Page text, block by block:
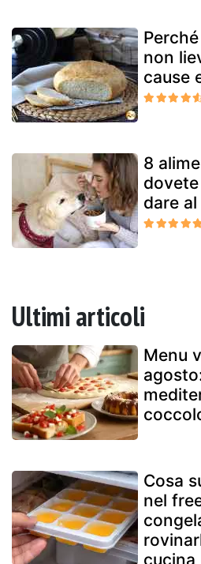
non
cause
8
dare
Ultimi articoli
Menu
Cosa
nel
cucina